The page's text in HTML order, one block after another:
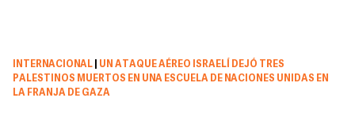
INTERNACIONAL
UN ATAQUE AÉREO ISRAELÍ DEJÓ TRES
PALESTINOS MUERTOS EN UNA ESCUELA DE NACIONES UNIDAS EN
LA FRANJA DE GAZA